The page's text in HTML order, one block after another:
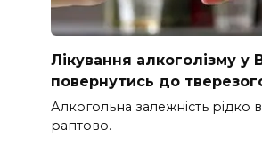
Лікування алкоголізму у
повернутись до
Алкогольна залежність рідко
раптово.